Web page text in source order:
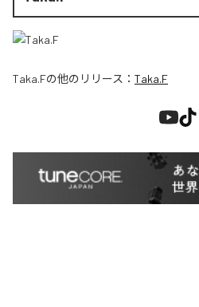
Taka.Fの他のリリース： Taka.F